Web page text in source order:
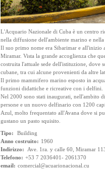
L'Acquario Nazionale di Cuba è un centro
nella diffusione dell'ambiente marino e
Il suo primo nome era Sibarimar e all'inizio
Miramar. Vista la grande accoglienza che
costruita l'attuale sede dell'istituzione, dove
cubane, tra cui alcune provenienti da altre
Il primo mammifero marino esposto in
funzioni didattiche e ricreative con i delfini.
Nel 2000 sono stati inaugurati, nell'ambito
persone e un nuovo delfinario con 1200
Azul, molto frequentato all'Avana dove si
gustano un pasto squisito.
Tipo:
Building
Anno costruito: 1960
Indirizzo:
Ave. 1ra. y calle 60, Miramar
Telefono: +53 7 2036401- 2061370
email: comercial@acuarionacional.cu